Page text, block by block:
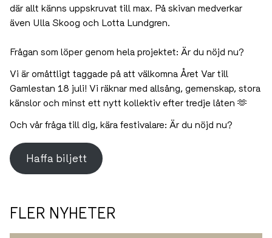
där allt känns uppskruvat till max. På skivan medverkar
även Ulla Skoog och Lotta Lundgren.
Frågan som löper genom hela projektet: Är du nöjd nu?
Vi är omåttligt taggade på att välkomna Året Var till
Gamlestan 18 juli! Vi räknar med allsång, gemenskap, stora
känslor och minst ett nytt kollektiv efter tredje låten 🫶
Och vår fråga till dig, kära festivalare: Är du nöjd nu?
Haffa biljett
FLER NYHETER